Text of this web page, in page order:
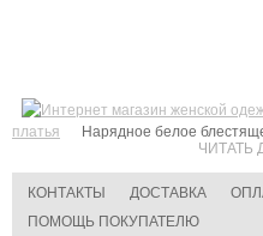
ЧИТАТЬ
платья
Нарядное белое
КОНТАКТЫ ДОСТАВКА
ПОМОЩЬ ПОКУПАТЕЛЮ